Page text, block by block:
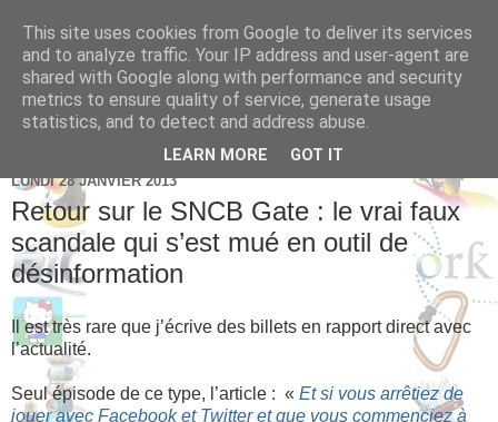
Brice Cornet: serial
entrepreneur hédoniste
LUNDI 28 JANVIER 2013
Retour sur le SNCB Gate : le vrai faux
scandale qui s’est mué en outil de
désinformation
Il est très rare que j’écrive des billets en rapport direct avec
l’actualité.
Seul épisode de ce type, l’article : « Et si vous arrêtiez de
jouer avec Facebook et Twitter et que vous commenciez à
This site uses cookies from Google to deliver its services
and to analyze traffic. Your IP address and user-agent are
shared with Google along with performance and security
metrics to ensure quality of service, generate usage
statistics, and to detect and address abuse.
LEARN MORE GOT IT